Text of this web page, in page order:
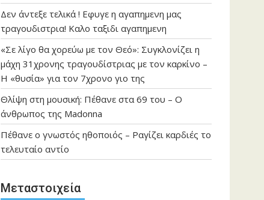
Δεν άντεξε τελικά ! Εφυγε η αγαπημενη μας
τραγουδιστρια! Καλο ταξιδι αγαπημενη
«Σε λίγο θα χορεύω με τον Θεό»: Συγκλονίζει η
μάχη 31χρονης τραγουδίστριας με τον καρκίνο –
Η «θυσία» για τον 7χρονο γιο της
Θλίψη στη μουσική: Πέθανε στα 69 του – Ο
άνθρωπος της Madonna
Πέθανε ο γνωστός ηθοποιός – Ραγίζει καρδιές το
τελευταίο αντίο
Μεταστοιχεία